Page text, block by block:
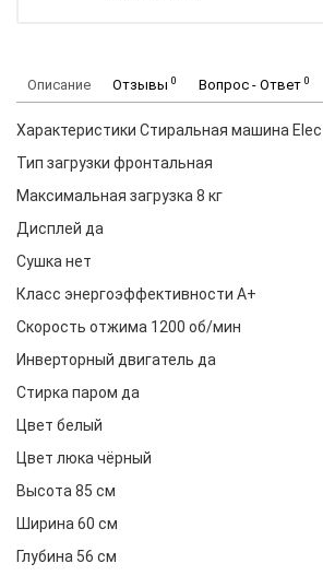
Описание Отзывы 0 Вопрос - Ответ 0
Характеристики Стиральная машина
Тип загрузки фронтальная
Максимальная загрузка 8 кг
Дисплей да
Сушка нет
Класс энергоэффективности A+
Скорость отжима 1200 об/мин
Инверторный двигатель да
Стирка паром да
Цвет белый
Цвет люка чёрный
Высота 85 см
Ширина 60 см
Глубина 56 см